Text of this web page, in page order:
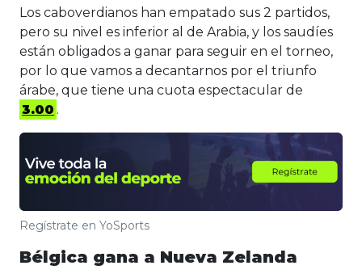
Los caboverdianos han empatado sus 2 partidos,
pero su nivel es inferior al de Arabia, y los saudíes
están obligados a ganar para seguir en el torneo,
por lo que vamos a decantarnos por el triunfo
árabe, que tiene una cuota espectacular de
3.00 .
Regístrate en YoSports
Bélgica gana a Nueva Zelanda